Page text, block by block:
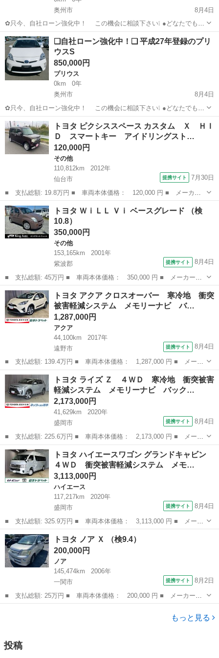
奥州市
8月4日
✿只今、自社ローン強化中！ この機会に相談下さい❕ ●どなたでも自
社ローン対応可能です● ・勤続年数の短い方や自営業
の方 ・パートやアルバイト勤務の主婦の方や派遣社員の方 ・自...
岩手 奥州市 ヴィッツ 車両
❑自社ローン強化中！❑ 平成27年登録のプリ
ウスS
850,000円
プリウス
0km
0年
奥州市
8月4日
✿只今、自社ローン強化中！ この機会に相談下さい❕ ●どなたでも自
社ローン対応可能です● ・勤続年数の短い方や自営業
の方 ・パートやアルバイト勤務の主婦の方や派遣社員の方 ・自...
岩手 奥州市 プリウス
トヨタ ピクシススペース カスタム Ｘ ＨＩ
Ｄ スマートキー アイドリングスト…
120,000円
その他
110,812km
2012年
仙台市
提携サイト 7月30日
■ 支払総額: 19.8万円 ■ 車両本体価格： 120,000 円 ■ メーカー
名： トヨタ ■ 車種名： ピクシススペース ■ グレード名： カ
スタム Ｘ ＨＩＤ スマートキー アイドリングストップ 電動格
納ミラー ベ...
宮城 仙台市 その他
トヨタ ＷｉＬＬ Ｖｉ ベースグレード （検
10.8）
350,000円
その他
153,165km
2001年
紫波郡
提携サイト 8月4日
■ 支払総額: 45万円 ■ 車両本体価格： 350,000 円 ■ メーカー
名： トヨタ ■ 車種名： ＷｉＬＬ Ｖｉ ■ グレード名： ベース
グレード ■ 排気量： 1300cc ■ ドア枚数： 4D ■ ミッショ
ン：...
岩手 紫波郡 その他
トヨタ アクア クロスオーバー 寒冷地 衝突
被害軽減システム メモリーナビ バ…
1,287,000円
アクア
44,100km
2017年
遠野市
提携サイト 8月4日
■ 支払総額: 139.4万円 ■ 車両本体価格： 1,287,000 円 ■ メーカ
ー名： トヨタ ■ 車種名： アクア ■ グレード名： クロスオー
バー 寒冷地 衝突被害軽減システム メモリーナビ バックカメ
ラ フルセ...
岩手 遠野市 アクア
トヨタ ライズ Ｚ ４ＷＤ 寒冷地 衝突被害
軽減システム メモリーナビ バック…
2,173,000円
41,629km
2020年
盛岡市
提携サイト 8月4日
■ 支払総額: 225.6万円 ■ 車両本体価格： 2,173,000 円 ■ メーカ
ー名： トヨタ ■ 車種名： ライズ ■ グレード名： Ｚ ４Ｗ
Ｄ 寒冷地 衝突被害軽減システム メモリーナビ バックカメラ
フルセグ ...
岩手 盛岡市 トヨタ
トヨタ ハイエースワゴン グランドキャビン
４ＷＤ 衝突被害軽減システム メモ…
3,113,000円
ハイエース
117,217km
2020年
盛岡市
提携サイト 8月4日
■ 支払総額: 325.9万円 ■ 車両本体価格： 3,113,000 円 ■ メーカ
ー名： トヨタ ■ 車種名： ハイエースワゴン ■ グレード名：
グランドキャビン ４ＷＤ 衝突被害軽減システム メモリーナビ
バックカ...
岩手 盛岡市 ハイエース
トヨタ ノア Ｘ （検9.4）
200,000円
ノア
145,474km
2006年
一関市
提携サイト 8月2日
■ 支払総額: 25万円 ■ 車両本体価格： 200,000 円 ■ メーカー
名： トヨタ ■ 車種名： ノア ■ グレード名： Ｘ ■ 排気
量： 2000cc ■ ドア枚数： 5D ■ ミッション： コラムAT ■ 店
もっと見る
投稿